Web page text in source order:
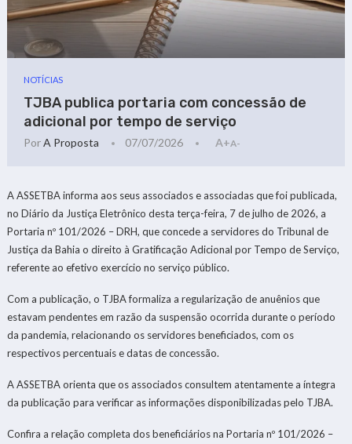
NOTÍCIAS
TJBA publica portaria com concessão de
adicional por tempo de serviço
PorA Proposta 07/07/2026 A+A-
A ASSETBA informa aos seus associados e associadas que foi publicada,
no Diário da Justiça Eletrônico desta terça-feira, 7 de julho de 2026, a
Portaria nº 101/2026 – DRH, que concede a servidores do Tribunal de
Justiça da Bahia o direito à Gratificação Adicional por Tempo de Serviço,
referente ao efetivo exercício no serviço público.
Com a publicação, o TJBA formaliza a regularização de anuênios que
estavam pendentes em razão da suspensão ocorrida durante o período
da pandemia, relacionando os servidores beneficiados, com os
respectivos percentuais e datas de concessão.
A ASSETBA orienta que os associados consultem atentamente a íntegra
da publicação para verificar as informações disponibilizadas pelo TJBA.
Confira a relação completa dos beneficiários na Portaria nº 101/2026 –